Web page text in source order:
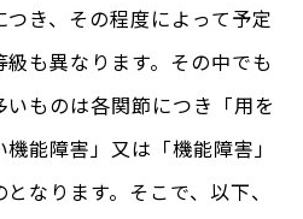
き、その程度によって予定
も異なります。その中でも
ものは各関節につき「用を
能障害」又は「機能障害」
なります。そこで、以下、